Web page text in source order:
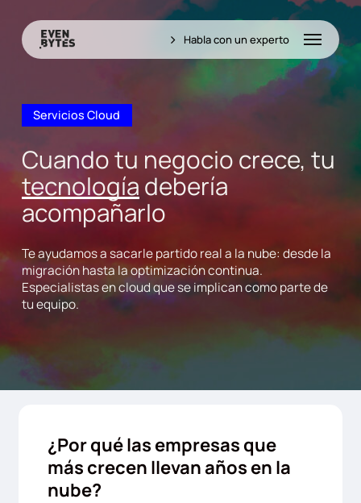
main
content
Habla con un experto Menu
Servicios Cloud
Cuando tu negocio crece, tu
tecnologíadebería
acompañarlo
Te ayudamos a sacarle partido real a la nube: desde la
migración hasta la optimización continua.
Especialistas en cloud que se implican como parte de
tu equipo.
¿Por qué las empresas que
más crecen llevan años en la
nube?